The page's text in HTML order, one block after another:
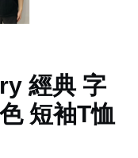
經典 字
短袖T恤